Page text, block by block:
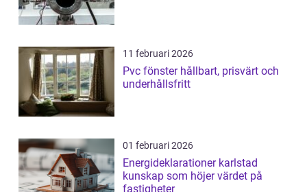
11 februari 2026
Pvc fönster hållbart, prisvärt och
underhållsfritt
01 februari 2026
Energideklarationer karlstad
kunskap som höjer värdet på
fastigheter